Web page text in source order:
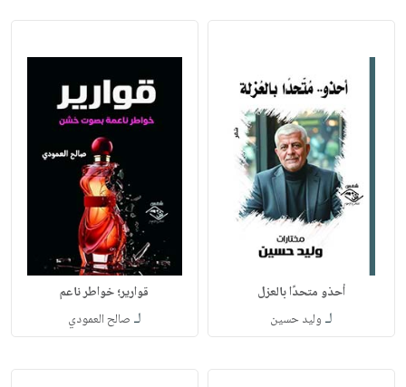
أحذو متحدًا بالعزل
لـ وليد حسين
قوارير؛ خواطر ناعم
لـ صالح العمودي